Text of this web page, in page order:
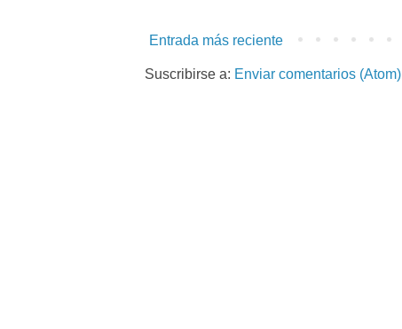
Entrada más reciente
Suscribirse a: Enviar comentarios (Atom)